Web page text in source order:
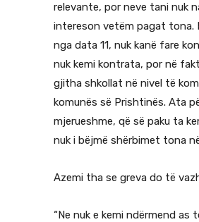
relevante, por neve tani nuk
intereson vetëm pagat tona.
nga data 11, nuk kanë fare
nuk kemi kontrata, por në
gjitha shkollat në nivel të
komunës së Prishtinës. Ata
mjerueshme, që së paku ta
nuk i bëjmë shërbimet tona
Azemi tha se greva do të
“Ne nuk e kemi ndërmend as